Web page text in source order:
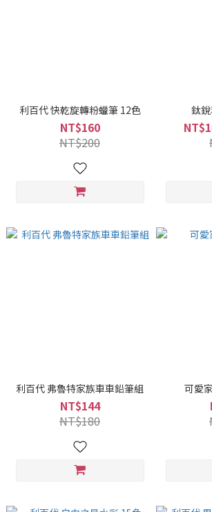
利百代 快乾旋轉粉蠟筆 12色
NT$160
NT$200
鈦
利百代 弗魯特家族車車鉛筆組
NT$144
NT$180
可愛